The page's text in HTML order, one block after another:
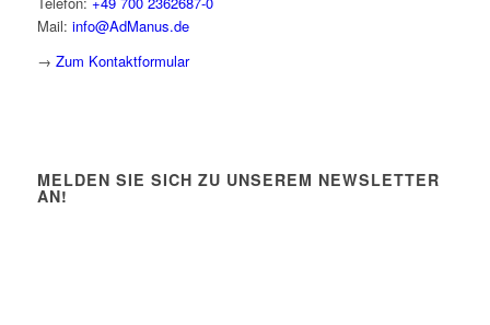
Mail: info@AdManus.de
→ Zum Kontaktformular
MELDEN SIE SICH ZU UNSEREM NEWSLETTER
AN!